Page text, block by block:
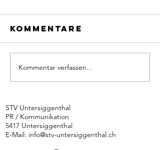
WM-Tippspiel:
Spannung bis
Kommentare
Kommentar verfassen...
STV Untersiggenthal
PR / Kommunikation
5417 Untersiggenthal
E-Mail: info@stv-untersiggenthal.ch